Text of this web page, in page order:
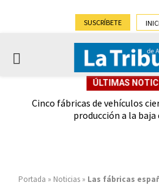
SUSCRÍBETE
PRIMARY
ÚLTIMAS
Cinco fábricas de vehículos
producción a la baja
Portada » Noticias » Las fábricas